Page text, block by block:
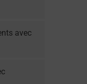
avec